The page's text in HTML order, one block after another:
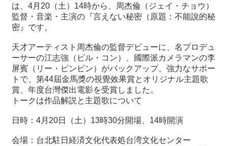
最
新
報
と
申
込
去
事
は、 4月 20 （土） 14時から、周杰倫（ジェイ・チョウ）
監督・音楽・主演の『言えない秘密（原題：不能說的秘
密』です。
天才アーティスト周杰倫の監督デビューに、名プロデュ
ーサーの江志強（ビル・コン）、國際派カメラマンの李
屏賓（リー・ピンビン）がバックアップ。強力なサポー
トで、第44屆金馬獎の視覺效果賞とオリジナル主題歌
賞、年度台灣傑出電影を受賞しました。
トークは作品解説と主題歌について
日時：4月20日（土）13時30分開場、14時開演
会場：台北駐日経済文化代表処台湾文化センター